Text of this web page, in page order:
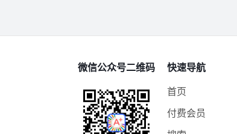
微信公众号二维码
快速导航
首页
付费会员